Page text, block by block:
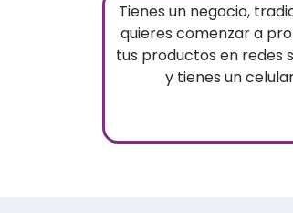
Tienes un negocio,
quieres comenzar a
tus productos en redes
y tienes un